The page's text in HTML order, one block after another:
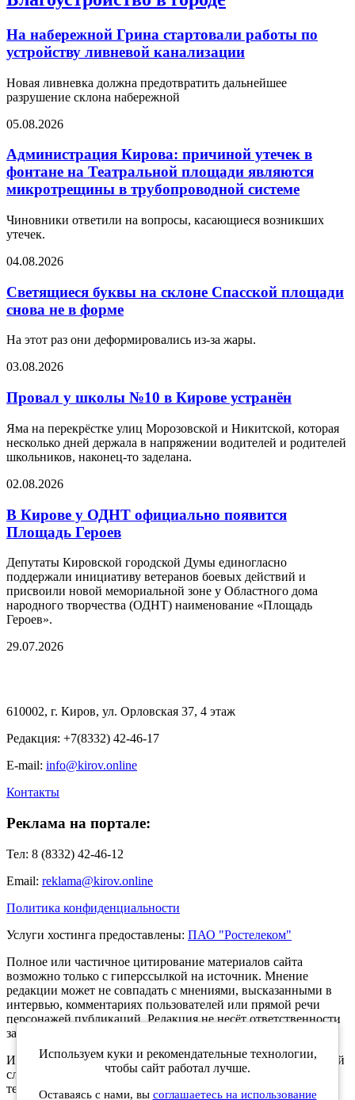
На набережной Грина стартовали работы по
устройству ливневой канализации
Новая ливневка должна предотвратить дальнейшее
разрушение склона набережной
05.08.2026
Администрация Кирова: причиной утечек в
фонтане на Театральной площади являются
микротрещины в трубопроводной системе
Чиновники ответили на вопросы, касающиеся возникших
утечек.
04.08.2026
Светящиеся буквы на склоне Спасской площади
снова не в форме
На этот раз они деформировались из-за жары.
03.08.2026
Провал у школы №10 в Кирове устранён
Яма на перекрёстке улиц Морозовской и Никитской, которая
несколько дней держала в напряжении водителей и родителей
школьников, наконец-то заделана.
02.08.2026
В Кирове у ОДНТ официально появится
Площадь Героев
Депутаты Кировской городской Думы единогласно
поддержали инициативу ветеранов боевых действий и
присвоили новой мемориальной зоне у Областного дома
народного творчества (ОДНТ) наименование «Площадь
Героев».
29.07.2026
610002, г. Киров, ул. Орловская 37, 4 этаж
Редакция: +7(8332) 42-46-17
E-mail: info@kirov.online
Контакты
Реклама на портале:
Тел: 8 (8332) 42-46-12
Email: reklama@kirov.online
Политика конфиденциальности
Услуги хостинга предоставлены: ПАО "Ростелеком"
Полное или частичное цитирование материалов сайта
возможно только с гиперссылкой на источник. Мнение
редакции может не совпадать с мнениями, высказанными в
интервью, комментариях пользователей или прямой речи
персонажей публикаций. Редакция не несёт ответственности
за текст комментариев читателей.
Интернет-портал Kirov.online зарегистрирован в Федеральной
службе по надзору в сфере связи, информационных
технологий и массовых коммуникаций (Роскомнадзор) 5
Используем куки и рекомендательные технологии,
чтобы сайт работал лучше.
Оставаясь с нами, вы соглашаетесь на использование